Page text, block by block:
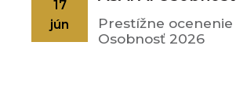
17
jún
Prestížne ocenenie
Osobnosť 2026